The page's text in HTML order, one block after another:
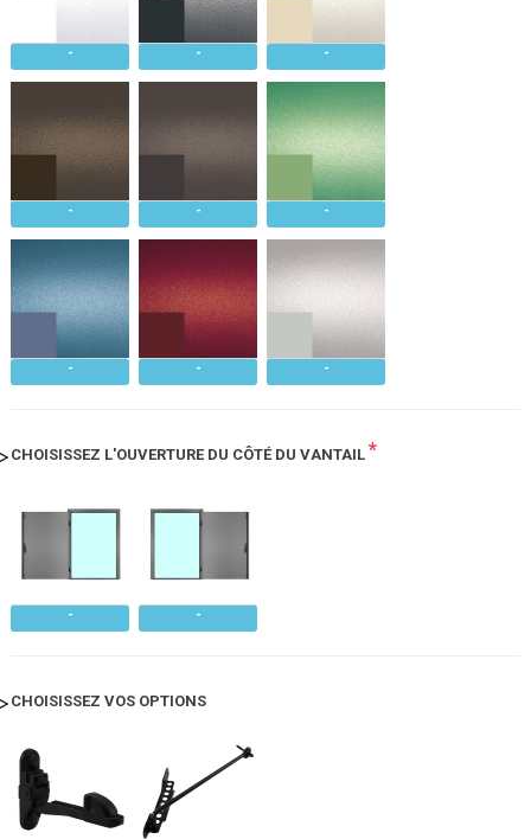
CHOISISSEZ L'OUVERTURE DU CÔTÉ DU VANTAIL *
CHOISISSEZ VOS OPTIONS